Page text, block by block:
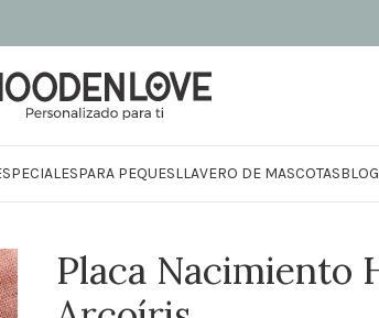
PARA PEQUESLLAVERO DE MASCOTASBLOG
Placa Nacimiento